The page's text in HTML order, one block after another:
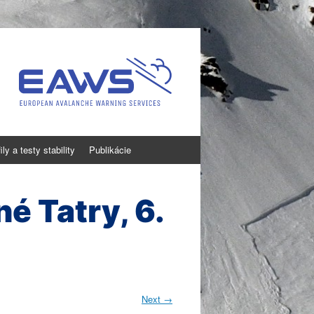
a testy stability Publikácie
Tatry, 6.
Next →